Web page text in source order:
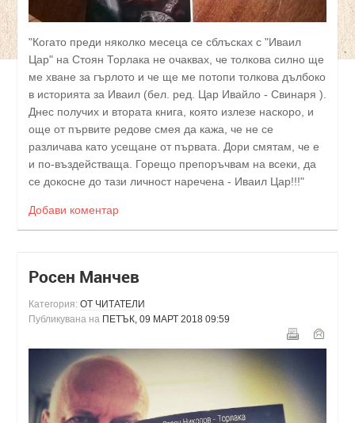
"Когато преди няколко месеца се сблъсках с "Иваил
Цар" на Стоян Торлака не очаквах, че толкова силно ще
ме хване за гърлото и че ще ме потопи толкова дълбоко
в историята за Иваил (бел. ред. Цар Ивайло - Свинаря ).
Днес получих и втората книга, която излезе наскоро, и
още от първите редове смея да кажа, че не се
различава като усещане от първата. Дори смятам, че е
и по-въздействаща. Горещо препоръчвам на всеки, да
се докосне до тази личност нареченa - Иваил Цар!!!"
Добави коментар
Росен Манчев
Категория: ОТ ЧИТАТЕЛИ
Публикувана на ПЕТЪК, 09 МАРТ 2018 09:59